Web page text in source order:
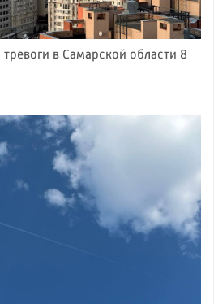
в Самарской области 8